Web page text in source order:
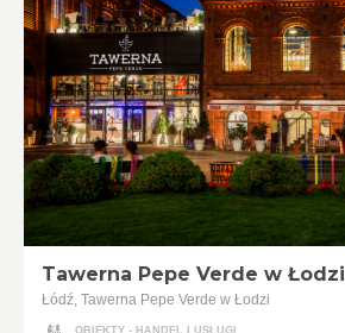
Tawerna Pepe Verde w Łodzi
Łódź, Tawerna Pepe Verde w Łodzi
OBIEKTY - HANDEL I USŁUGI